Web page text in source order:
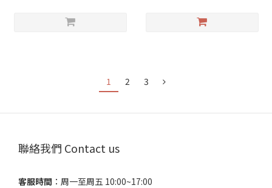
1 2 3
聯絡我們 Contact us
客服時間 ：​周一至周五 10:00~17:00